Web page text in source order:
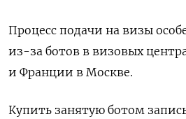
Процесс подачи на визы
из-за ботов в визовых
и Франции в Москве.
Купить занятую ботом